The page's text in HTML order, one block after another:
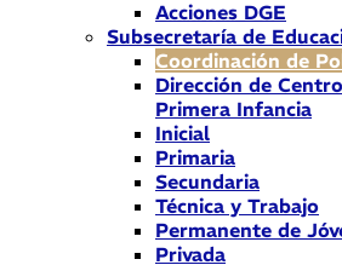
Acciones DGE
Subsecretaría de
Coordinación de
Dirección de
Primera Infancia
Inicial
Primaria
Secundaria
Técnica y Trabajo
Permanente de
Privada